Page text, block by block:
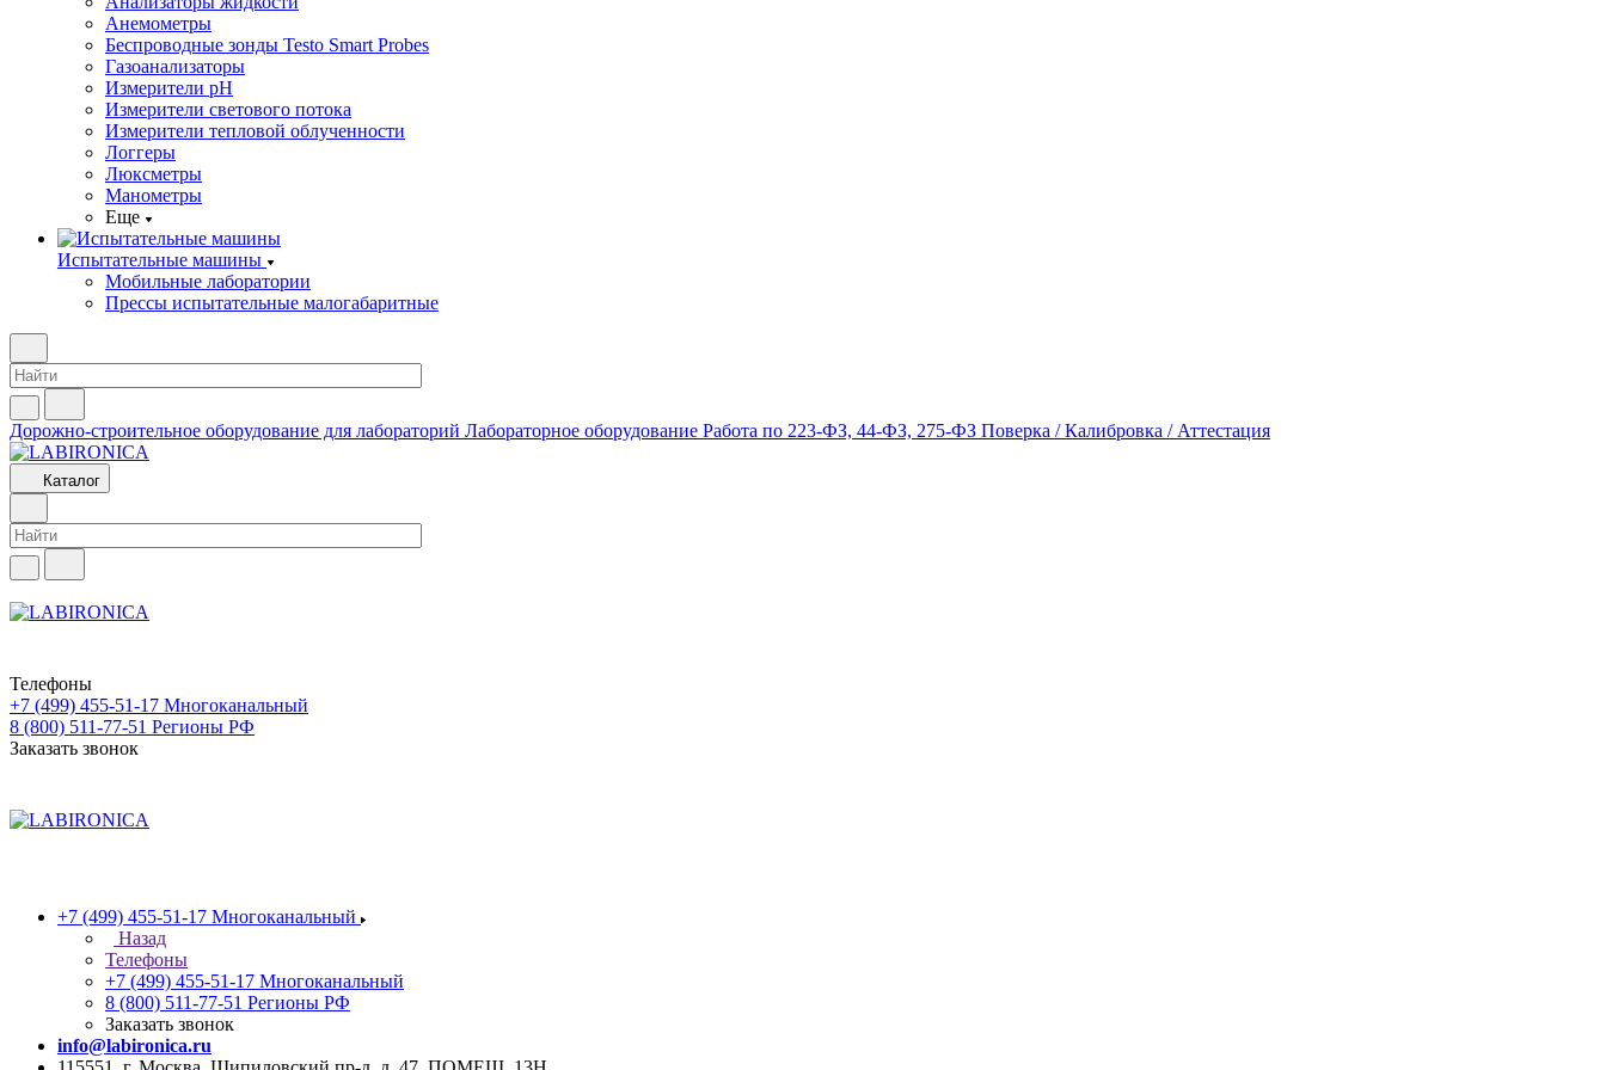
Анемометры
Беспроводные зонды Testo Smart Probes
Газоанализаторы
Измерители pH
Измерители светового потока
Измерители тепловой облученности
Логгеры
Люксметры
Манометры
Еще
Испытательные машины
Мобильные лаборатории
Прессы испытательные малогабаритные
Дорожно-строительное оборудование для лабораторий Лабораторное оборудование Работа по 223-ФЗ, 44-ФЗ, 275-ФЗ Поверка / Калибровка / Аттестация
Каталог
Телефоны
+7 (499) 455-51-17 Многоканальный
8 (800) 511-77-51 Регионы РФ
Заказать звонок
+7 (499) 455-51-17 Многоканальный
Назад
Телефоны
+7 (499) 455-51-17 Многоканальный
8 (800) 511-77-51 Регионы РФ
Заказать звонок
info@labironica.ru